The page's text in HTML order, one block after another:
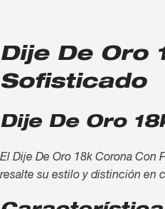
Dije De Oro
Sofisticado
Dije De Oro
El Dije De Oro 18k Corona Con
resalte su estilo y distinción en